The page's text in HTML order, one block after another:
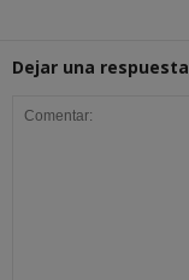
Dejar una respuesta